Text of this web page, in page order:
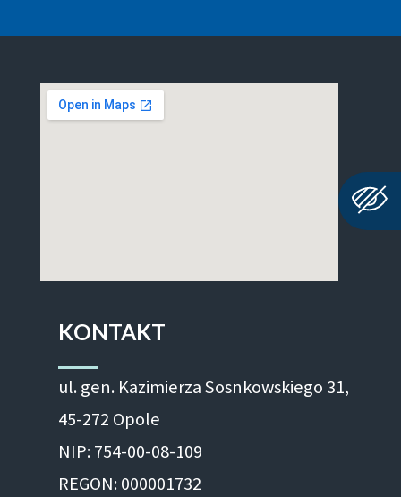
KONTAKT
ul. gen. Kazimierza Sosnkowskiego 31,
45-272 Opole
NIP: 754-00-08-109
REGON: 000001732